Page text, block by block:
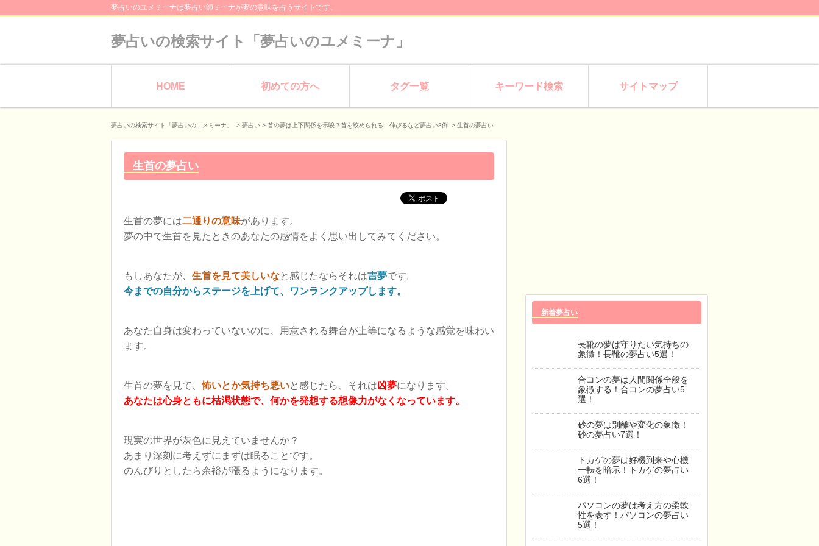
夢占いのユメミーナは夢占い師ミーナが夢の意味を占うサイトです。
夢占いの検索サイト「夢占いのユメミーナ」
HOME 初めての方へ タグ一覧 キーワード検索 サイトマップ
夢占いの検索サイト「夢占いのユメミーナ」 > 夢占い > 首の夢は上下関係を示唆？首を絞められる、伸びるなど夢占い8例 > 生首の夢占い
生首の夢占い
生首の夢には二通りの意味があります。
夢の中で生首を見たときのあなたの感情をよく思い出してみてください。
もしあなたが、 生首を見て美しいなと感じたならそれは吉夢です。
今までの自分からステージを上げて、ワンランクアップします。
あなた自身は変わっていないのに、用意される舞台が上等になるような感覚を味わい
ます。
生首の夢を見て、怖いとか気持ち悪いと感じたら、それは凶夢になります。
あなたは心身ともに枯渇状態で、何かを発想する想像力がなくなっています。
現実の世界が灰色に見えていませんか？
あまり深刻に考えずにまずは眠ることです。
のんびりとしたら余裕が漲るようになります。
新着夢占い
長靴の夢は守りたい気持ちの
象徴！長靴の夢占い5選！
合コンの夢は人間関係全般を
象徴する！合コンの夢占い5
選！
砂の夢は別離や変化の象徴！
砂の夢占い7選！
トカゲの夢は好機到来や心機
一転を暗示！トカゲの夢占い
6選！
パソコンの夢は考え方の柔軟
性を表す！パソコンの夢占い
5選！